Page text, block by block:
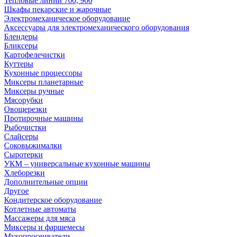
Шкафы пекарские и жарочные
Электромеханическое оборудование
Аксессуары для электромеханического оборудования
Блендеры
Бликсеры
Картофелечистки
Куттеры
Кухонные процессоры
Миксеры планетарные
Миксеры ручные
Мясорубки
Овощерезки
Протирочные машины
Рыбочистки
Слайсеры
Соковыжималки
Сыротерки
УКМ – универсальные кухонные машины
Хлеборезки
Дополнительные опции
Другое
Кондитерское оборудование
Котлетные автоматы
Массажеры для мяса
Миксеры и фаршемесы